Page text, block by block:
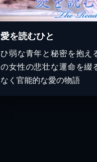
愛を読むひと
ひ弱な青年と秘密を抱え
の女性の悲壮な運命を綴
なく官能的な愛の物語